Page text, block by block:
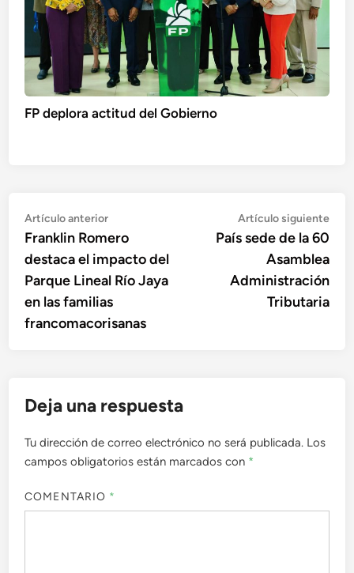
FP deplora actitud del Gobierno
Navegación
de
entradas
Artículo anteriorArtículo
anterior:
Franklin Romero
destaca el impacto del
Parque Lineal Río Jaya
en las familias
francomacorisanas
Artículo siguiente
País sede de la 60
Asamblea
Administración
Tributaria
Deja una respuesta
Tu dirección de correo electrónico no será publicada. Los
campos obligatorios están marcados con *
COMENTARIO *